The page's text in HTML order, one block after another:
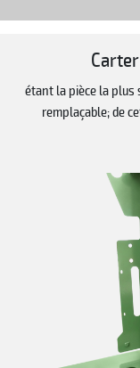
étant la pièce la plus
remplaçable; de